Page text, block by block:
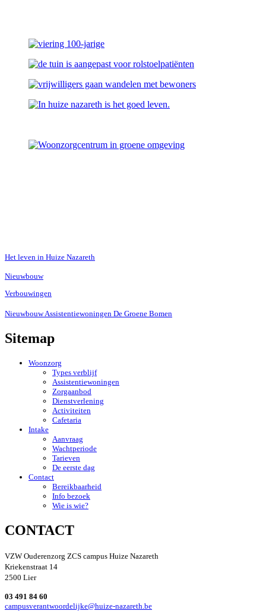
Het leven in Huize Nazareth
Nieuwbouw
Verbouwingen
Nieuwbouw Assistentiewoningen De Groene Bomen
Sitemap
Woonzorg
Types verblijf
Assistentiewoningen
Zorgaanbod
Dienstverlening
Activiteiten
Cafetaria
Intake
Aanvraag
Wachtperiode
Tarieven
De eerste dag
Contact
Bereikbaarheid
Info bezoek
Wie is wie?
CONTACT
VZW Ouderenzorg ZCS campus Huize Nazareth
Kriekenstraat 14
2500 Lier
03 491 84 60
campusverantwoordelijke@huize-nazareth.be